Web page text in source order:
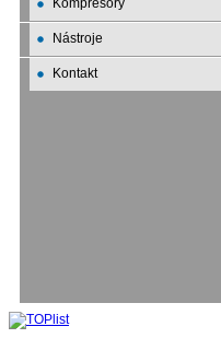
Kompresory
Nástroje
Kontakt